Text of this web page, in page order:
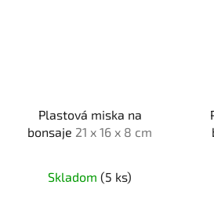
Plastová miska na
bonsaje 21 x 16 x 8 cm
Skladom (5 ks)